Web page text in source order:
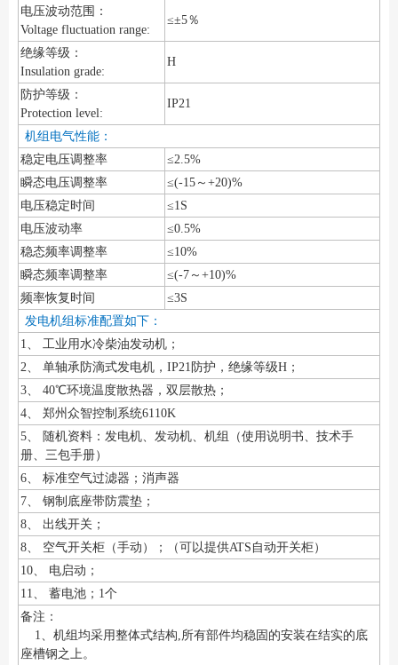
电压波动范围：
Voltage fluctuation range:
≤±5％
绝缘等级：
Insulation grade:
H
防护等级：
Protection level:
IP21
机组电气性能：
稳定电压调整率
≤2.5%
瞬态电压调整率
≤(-15～+20)%
电压稳定时间
≤1S
电压波动率
≤0.5%
稳态频率调整率
≤10%
瞬态频率调整率
≤(-7～+10)%
频率恢复时间
≤3S
发电机组标准配置如下：
1、 工业用水冷柴油发动机；
2、 单轴承防滴式发电机，IP21防护，绝缘等级H；
3、 40℃环境温度散热器，双层散热；
4、 郑州众智控制系统6110K
5、 随机资料：发电机、发动机、机组（使用说明书、技术手
册、三包手册）
6、 标准空气过滤器；消声器
7、 钢制底座带防震垫；
8、 出线开关；
8、 空气开关柜（手动）；（可以提供ATS自动开关柜）
10、 电启动；
11、 蓄电池；1个
备注：
1、机组均采用整体式结构,所有部件均稳固的安装在结实的底
座槽钢之上。